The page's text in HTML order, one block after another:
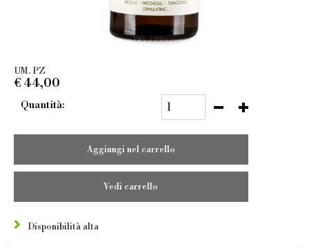
UM. PZ
€ 44,00
Quantità:
Aggiungi nel carrello
Vedi carrello
Disponibilità alta